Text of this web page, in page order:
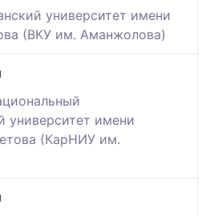
университет имени
(ВКУ им. Аманжолова)
университет имени
(КарНИУ им.